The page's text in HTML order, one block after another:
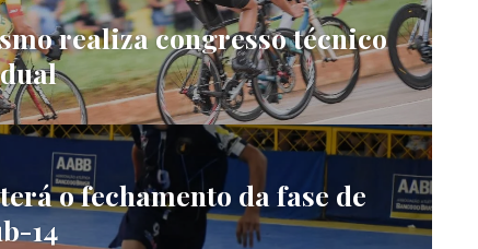
realiza congresso técnico
o fechamento da fase de
14